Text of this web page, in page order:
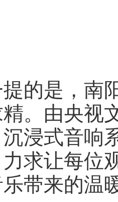
是，南阳
。由央视
浸式音响
求让每位
带来的温